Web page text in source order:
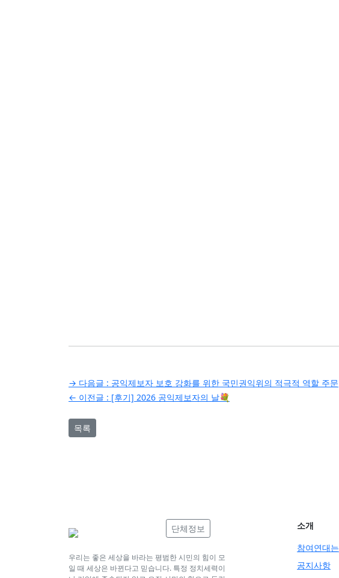
글
탐
색
→ 다음글 : 공익제보자 보호 강화를 위한 국민권익위의 적극적 역할 주문
← 이전글 : [후기] 2026 공익제보자의 날💐
목록
단체정보
우리는 좋은 세상을 바라는 평범한 시민의 힘이 모
일 때 세상은 바뀐다고 믿습니다. 특정 정치세력이
소개
참여연대는
공지사항